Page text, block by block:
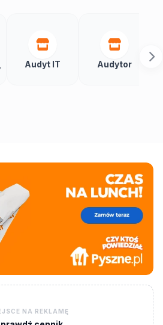
Audyt IT Audytor
NA REKLAMĘ